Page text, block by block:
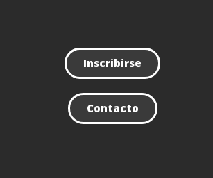
Inscribirse
Contacto